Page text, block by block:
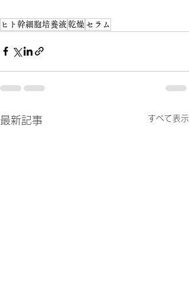
ヒト幹細胞培養液 乾燥 セラム
最新記事 すべて表示